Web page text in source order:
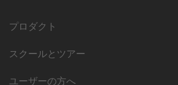
プロダクト
スクールとツアー
ユーザーの方へ